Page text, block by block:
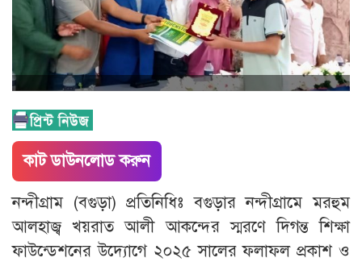
কাট ডাউনলোড করুন
নন্দীগ্রাম (বগুড়া) প্রতিনিধিঃ বগুড়ার নন্দীগ্রামে মরহুম
আলহাজ্ব খয়রাত আলী আকন্দের স্মরণে দিগন্ত শিক্ষা
ফাউন্ডেশনের উদ্যোগে ২০২৫ সালের ফলাফল প্রকাশ ও